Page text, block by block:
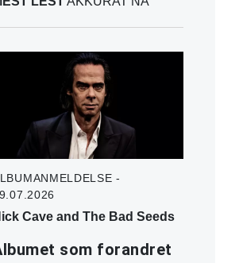
-
Cave and The Bad Seeds
som forandret